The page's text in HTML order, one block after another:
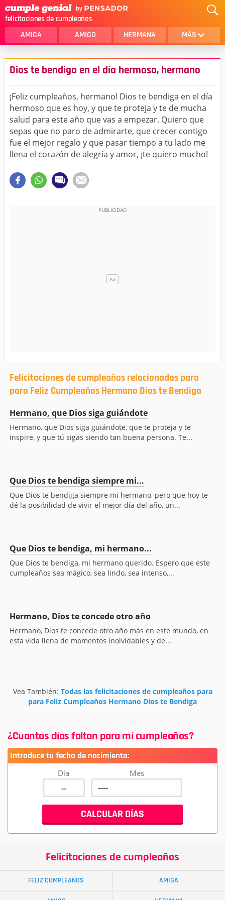
felicitaciones de cumpleaños
AMIGA AMIGO HERMANA MÁS
MAMA
AMOR
SOBRINA
HIJA
HERMANO
HIJO
NOVIA
ESPOSO
PAPA
HOMBRE
TIA
Dios te bendiga en el día hermoso, hermano
¡Feliz cumpleaños, hermano! Dios te bendiga en el día
hermoso que es hoy, y que te proteja y te de mucha
salud para este año que vas a empezar. Quiero que
sepas que no paro de admirarte, que crecer contigo
fue el mejor regalo y que pasar tiempo a tu lado me
llena el corazón de alegría y amor, ¡te quiero mucho!
Felicitaciones de cumpleaños relacionadas para
para Feliz Cumpleaños Hermano Dios te Bendiga
Hermano, que Dios siga guiándote
Hermano, que Dios siga guiándote, que te proteja y te
inspire, y que tú sigas siendo tan buena persona. Te...
Que Dios te bendiga siempre mi...
Que Dios te bendiga siempre mi hermano, pero que hoy te
dé la posibilidad de vivir el mejor día del año, un...
Que Dios te bendiga, mi hermano...
Que Dios te bendiga, mi hermano querido. Espero que este
cumpleaños sea mágico, sea lindo, sea intenso,...
Hermano, Dios te concede otro año
Hermano, Dios te concede otro año más en este mundo, en
esta vida llena de momentos inolvidables y de...
Vea También: Todas las felicitaciones de cumpleaños para
para Feliz Cumpleaños Hermano Dios te Bendiga
¿Cuantos días faltan para mi cumpleaños?
Introduce tu fecha de nacimiento:
Día Mes
Felicitaciones de cumpleaños
FELIZ CUMPLEAÑOS AMIGA